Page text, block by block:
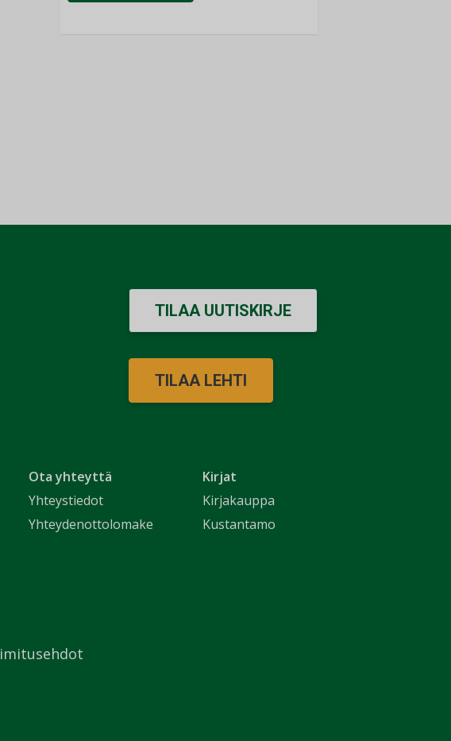
Ota yhteyttä
Yhteystiedot
Yhteydenottolomake
Kirjat
Kirjakauppa
Kustantamo
TILAA UUTISKIRJE
TILAA LEHTI